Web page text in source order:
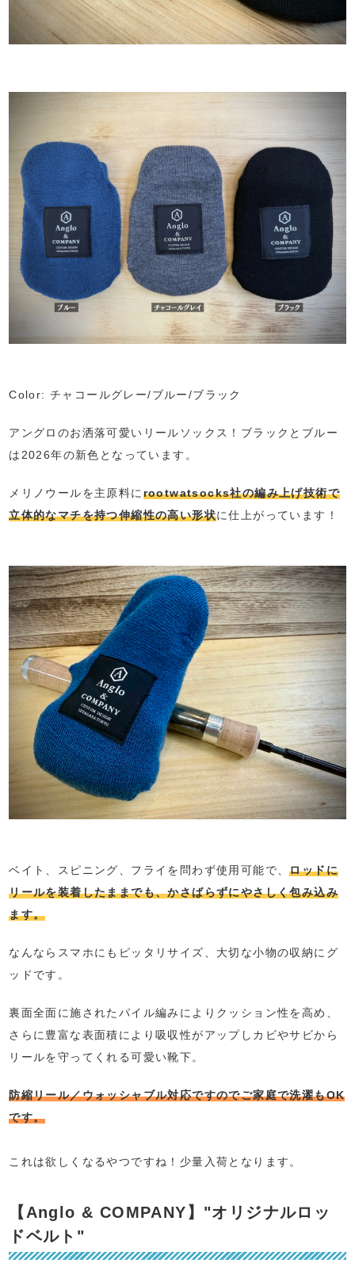
Color: チャコールグレー/ブルー/ブラック
アングロのお洒落可愛いリールソックス！ブラックとブルー
は2026年の新色となっています。
メリノウールを主原料にrootwatsocks社の編み上げ技術で
立体的なマチを持つ伸縮性の高い形状に仕上がっています！
ベイト、スピニング、フライを問わず使用可能で、ロッドに
リールを装着したままでも、かさばらずにやさしく包み込み
ます。
なんならスマホにもピッタリサイズ、大切な小物の収納にグ
ッドです。
裏面全面に施されたパイル編みによりクッション性を高め、
さらに豊富な表面積により吸収性がアップしカビやサビから
リールを守ってくれる可愛い靴下。
防縮リール／ウォッシャブル対応ですのでご家庭で洗濯もOK
です。
これは欲しくなるやつですね！少量入荷となります。
【Anglo & COMPANY】"オリジナルロッ
ドベルト"